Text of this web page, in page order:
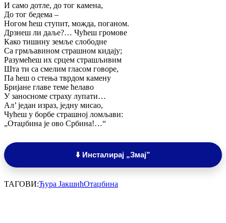
И само дотле, до тог камена,
До тог бедема –
Ногом ћеш ступит, можда, поганом.
Дрзнеш ли даље?… Чућеш громове
Како тишину земље слободне
Са грмљавином страшном кидају;
Разумећеш их срцем страшљивим
Шта ти са смелим гласом говоре,
Па ћеш о стења тврдом камену
Бријане главе теме ћелаво
У заносноме страху лупати…
Ал’ један израз, једну мисао,
Чућеш у борбе страшној ломљави:
„Отаџбина је ово Србина!…“
⬇️ Инсталирај „Змај”
ТАГОВИ:Ђура ЈакшићОтаџбина